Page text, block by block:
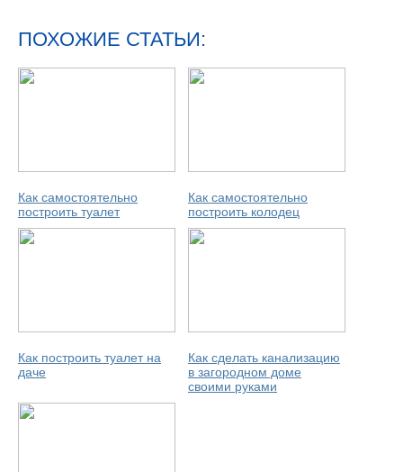
ПОХОЖИЕ СТАТЬИ:
Как самостоятельно
построить туалет
Как самостоятельно
построить колодец
Как построить туалет на
даче
Как сделать канализацию
в загородном доме
своими руками